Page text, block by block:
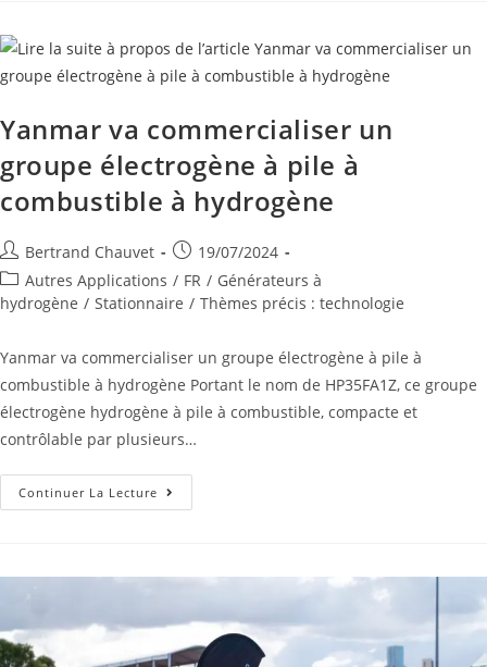
Yanmar va commercialiser un
groupe électrogène à pile à
combustible à hydrogène
Bertrand Chauvet
19/07/2024
Autres Applications / FR / Générateurs à
hydrogène / Stationnaire / Thèmes précis : technologie
Yanmar va commercialiser un groupe électrogène à pile à
combustible à hydrogène Portant le nom de HP35FA1Z, ce groupe
électrogène hydrogène à pile à combustible, compacte et
contrôlable par plusieurs…
Continuer La Lecture